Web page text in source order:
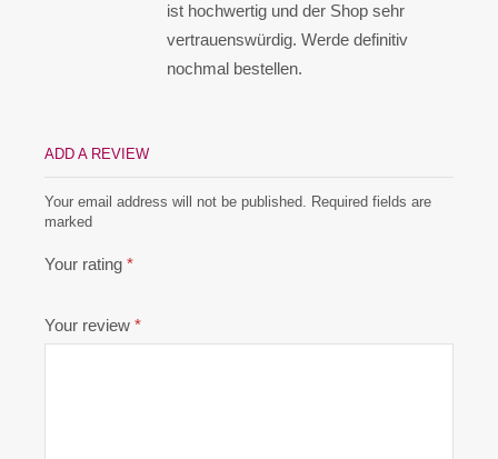
ist hochwertig und der Shop sehr
vertrauenswürdig. Werde definitiv
nochmal bestellen.
ADD A REVIEW
Your email address will not be published. Required fields are
marked
Your rating *
Your review *